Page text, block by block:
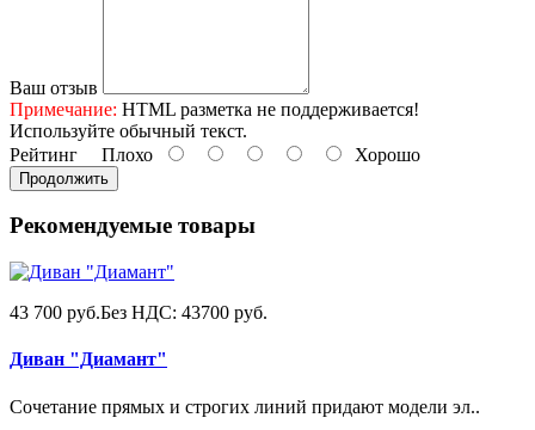
Ваш отзыв
Примечание: HTML разметка не поддерживается!
Используйте обычный текст.
Рейтинг Плохо Хорошо
Продолжить
Рекомендуемые товары
43 700 руб.Без НДС: 43700 руб.
Диван "Диамант"
Сочетание прямых и строгих линий придают модели эл..